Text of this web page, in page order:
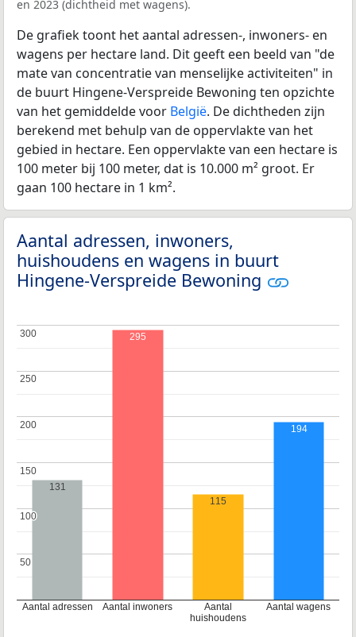
en 2023 (dichtheid met wagens).
De grafiek toont het aantal adressen-, inwoners- en
wagens per hectare land. Dit geeft een beeld van "de
mate van concentratie van menselijke activiteiten" in
de buurt Hingene-Verspreide Bewoning ten opzichte
van het gemiddelde voor België. De dichtheden zijn
berekend met behulp van de oppervlakte van het
gebied in hectare. Een oppervlakte van een hectare is
100 meter bij 100 meter, dat is 10.000 m² groot. Er
gaan 100 hectare in 1 km².
Aantal adressen, inwoners,
huishoudens en wagens in buurt
Hingene-Verspreide Bewoning
Aantal adressen Aantal inwoners
Aantal
huishoudens
Aantal wagens
50
50
100
100
150
150
200
200
250
250
300
300
131
295
115
194